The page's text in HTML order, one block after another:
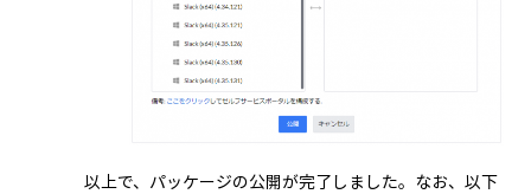
以上で、パッケージの公開が完了しました。なお、以下